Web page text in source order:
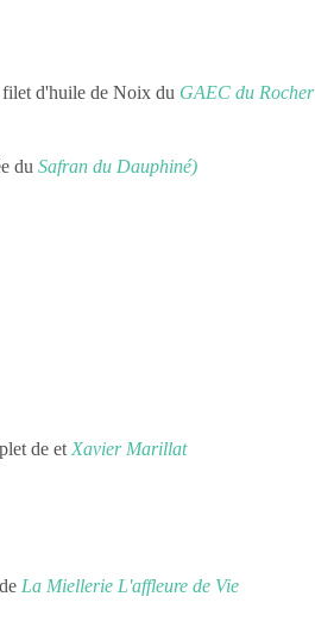
d'huile de Noix du GAEC du Rocher
du Safran du Dauphiné)
de et Xavier Marillat
La Miellerie L'affleure de Vie